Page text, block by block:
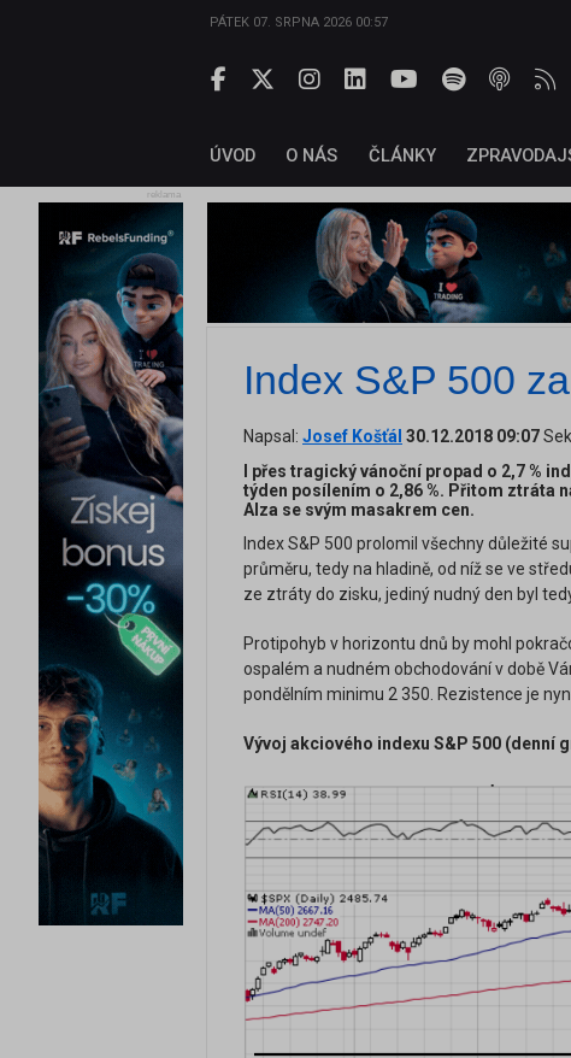
PÁTEK 07. SRPNA 2026 00:57
ÚVOD O NÁS ČLÁNKY
reklama
Index S&P 500
Napsal: Josef Košťál 30.12.2018 09:07
I přes tragický vánoční propad o 2,7 %
týden posílením o 2,86 %. Přitom ztráta
Alza se svým masakrem cen.
Index S&P 500 prolomil všechny důležité
průměru, tedy na hladině, od níž se ve
ze ztráty do zisku, jediný nudný den byl
Protipohyb v horizontu dnů by mohl
ospalém a nudném obchodování v době
pondělním minimu 2 350. Rezistence je
Vývoj akciového indexu S&P 500 (denní